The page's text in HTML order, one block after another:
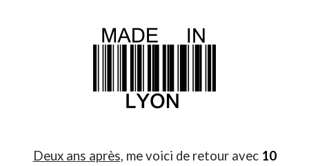
Deux ans après, me voici de retour avec 10